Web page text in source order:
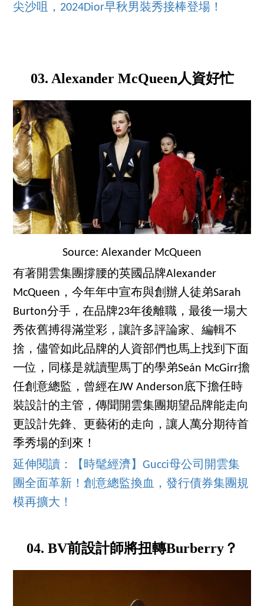
尖沙咀，2024Dior早秋男裝秀接棒登場！
03. Alexander McQueen人資好忙
Source: Alexander McQueen
有著開雲集團撐腰的英國品牌Alexander
McQueen，今年年中宣布與創辦人徒弟Sarah
Burton分手，在品牌23年後離職，最後一場大
秀依舊搏得滿堂彩，讓許多評論家、編輯不
捨，儘管如此品牌的人資部們也馬上找到下面
一位，同樣是就讀聖馬丁的學弟Seán McGirr擔
任創意總監，曾經在JW Anderson底下擔任時
裝設計的主管，傳聞開雲集團期望品牌能走向
更設計先鋒、更藝術的走向，讓人萬分期待首
季秀場的到來！
延伸閱讀：【時髦經濟】Gucci母公司開雲集
團全面革新！創意總監換血，發行債券集團規
模再擴大！
04. BV前設計師將扭轉Burberry？